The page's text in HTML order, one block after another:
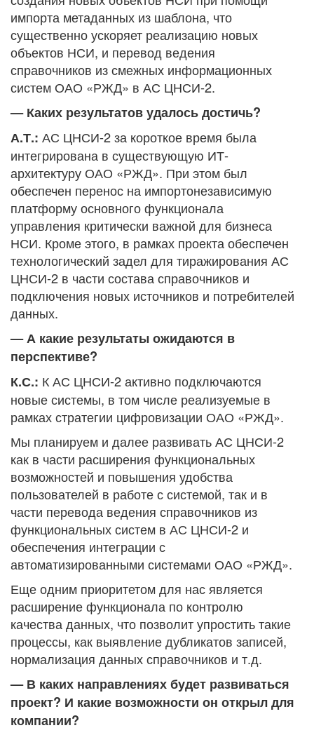
импорта метаданных из шаблона, что
существенно ускоряет реализацию новых
объектов НСИ, и перевод ведения
справочников из смежных информационных
систем ОАО «РЖД» в АС ЦНСИ-2.
— Каких результатов удалось достичь?
А.Т.: АС ЦНСИ-2 за короткое время была
интегрирована в существующую ИТ-
архитектуру ОАО «РЖД». При этом был
обеспечен перенос на импортонезависимую
платформу основного функционала
управления критически важной для бизнеса
НСИ. Кроме этого, в рамках проекта обеспечен
технологический задел для тиражирования АС
ЦНСИ-2 в части состава справочников и
подключения новых источников и потребителей
данных.
— А какие результаты ожидаются в
перспективе?
К.С.: К АС ЦНСИ-2 активно подключаются
новые системы, в том числе реализуемые в
рамках стратегии цифровизации ОАО «РЖД».
Мы планируем и далее развивать АС ЦНСИ-2
как в части расширения функциональных
возможностей и повышения удобства
пользователей в работе с системой, так и в
части перевода ведения справочников из
функциональных систем в АС ЦНСИ-2 и
обеспечения интеграции с
автоматизированными системами ОАО «РЖД».
Еще одним приоритетом для нас является
расширение функционала по контролю
качества данных, что позволит упростить такие
процессы, как выявление дубликатов записей,
нормализация данных справочников и т.д.
— В каких направлениях будет развиваться
проект? И какие возможности он открыл для
компании?